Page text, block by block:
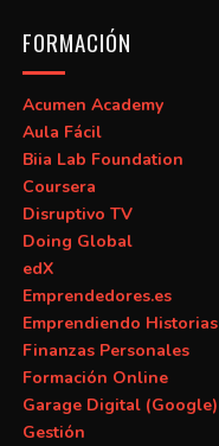
FORMACIÓN
Acumen Academy
Aula Fácil
Biia Lab Foundation
Coursera
Disruptivo TV
Doing Global
edX
Emprendedores.es
Emprendiendo Historias
Finanzas Personales
Formación Online
Garage Digital (Google)
Gestión